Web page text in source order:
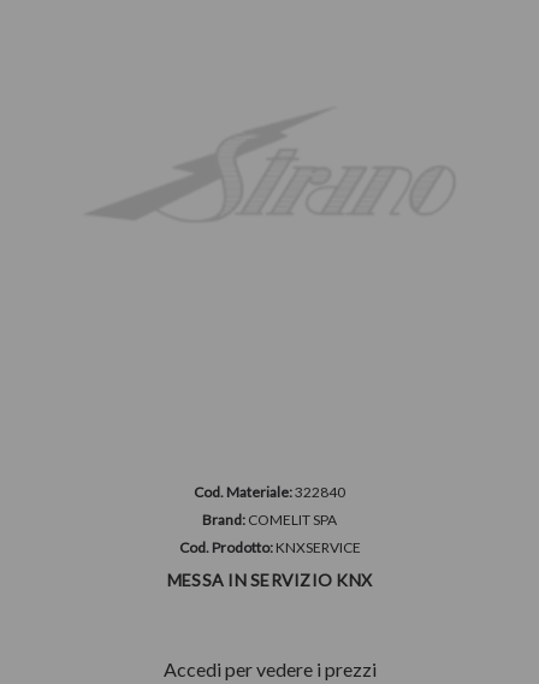
Cod. Materiale:322840
Brand: COMELIT SPA
Cod. Prodotto: KNXSERVICE
MESSA IN SERVIZIO KNX
Accedi per vedere i prezzi